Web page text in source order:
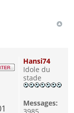
Hansi74
Idole du
stade
Messages: